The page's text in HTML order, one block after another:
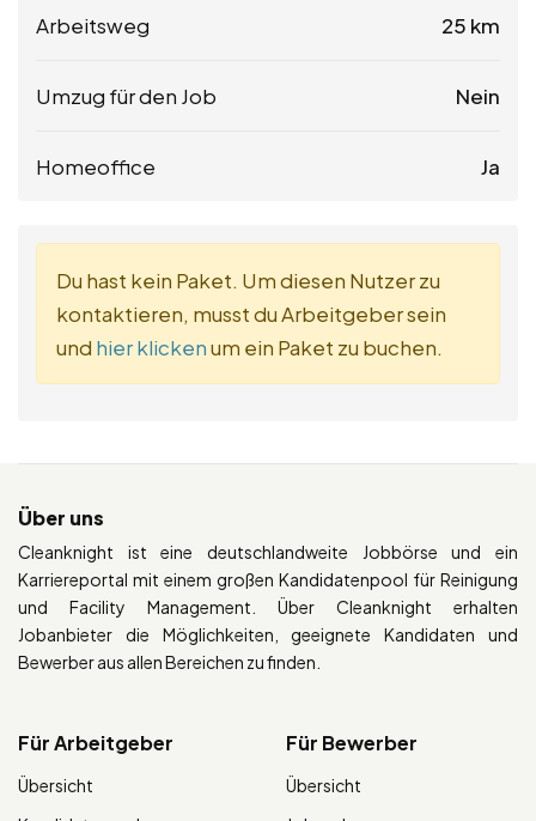
Arbeitsweg 25 km
Umzug für den Job Nein
Homeoffice Ja
Du hast kein Paket. Um diesen Nutzer zu
kontaktieren, musst du Arbeitgeber sein
und hier klickenum ein Paket zu buchen.
Über uns
Cleanknight ist eine deutschlandweite Jobbörse und ein
Karriereportal mit einem großen Kandidatenpool für Reinigung
und Facility Management. Über Cleanknight erhalten
Jobanbieter die Möglichkeiten, geeignete Kandidaten und
Bewerber aus allen Bereichen zu finden.
Für Arbeitgeber
Übersicht
Für Bewerber
Übersicht